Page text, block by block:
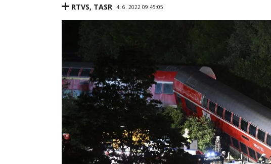
RTVS, TASR 4. 6. 2022 09:45:05